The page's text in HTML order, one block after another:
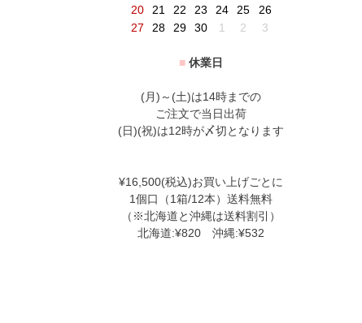
20
21 22 23 24 25
26
27
28 29 30 1 2 3
■ 休業日
(月)～(土)は14時までの
ご注文で当日出荷
(日)(祝)は12時が〆切となります
¥16,500(税込)お買い上げごとに
1個口（1箱/12本）送料無料
（※北海道と沖縄は送料割引）
北海道:¥820 沖縄:¥532